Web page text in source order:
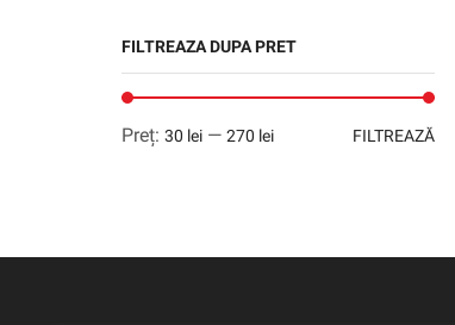
FILTREAZA DUPA PRET
Preț
Preț
FILTREAZĂ
Preț: 30 lei — 270 lei